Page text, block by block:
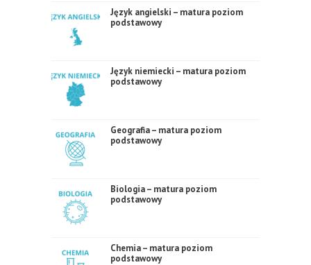
Język angielski – matura poziom
podstawowy
Język niemiecki – matura poziom
podstawowy
Geografia – matura poziom
podstawowy
Biologia – matura poziom
podstawowy
Chemia – matura poziom
podstawowy